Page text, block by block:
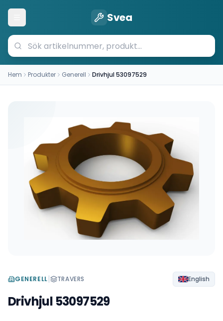
Öppna meny Svea
Hem Produkter Generell Drivhjul 53097529
GENERELL| TRAVERS English
Drivhjul 53097529